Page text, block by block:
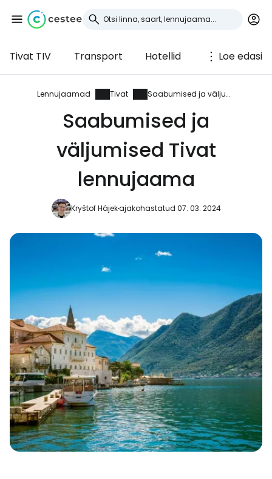
Tivat TIV Transport Hotellid Loe edasi
Lennujaamad Tivat Saabumised ja väljumised
Saabumised ja
väljumised Tivat
lennujaama
Kryštof Hájekajakohastatud 07. 03. 2024
Logi sisse
Cestee'sse
... ülemaailmne reisikogukond
Jätka Facebookiga
Jätkake e-kirjaga